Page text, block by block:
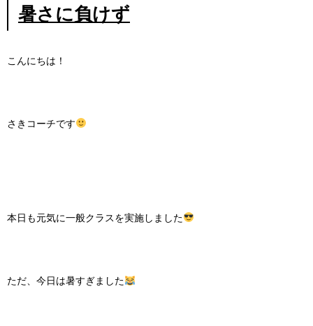
暑さに負けず
こんにちは！
さきコーチです
本日も元気に一般クラスを実施しました
ただ、今日は暑すぎました